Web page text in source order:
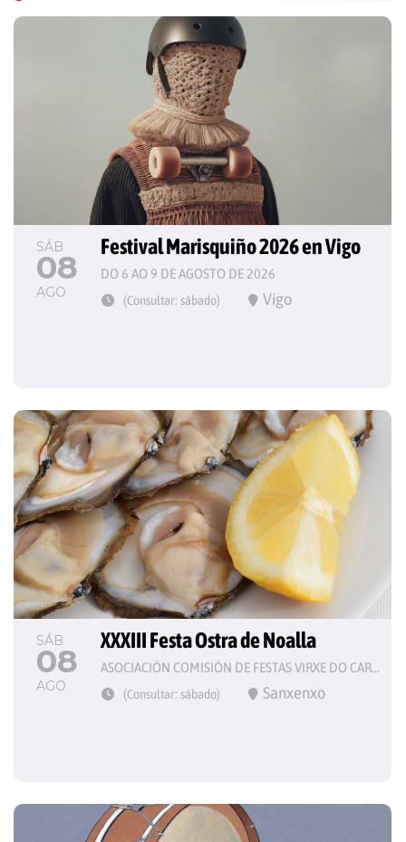
SÁB
08
AGO
Festival Marisquiño 2026 en Vigo
DO 6 AO 9 DE AGOSTO DE 2026
(Consultar: sábado) Vigo
SÁB
08
AGO
XXXIII Festa Ostra de Noalla
ASOCIACIÓN COMISIÓN DE FESTAS VIRXE DO CARME
(Consultar: sábado) Sanxenxo